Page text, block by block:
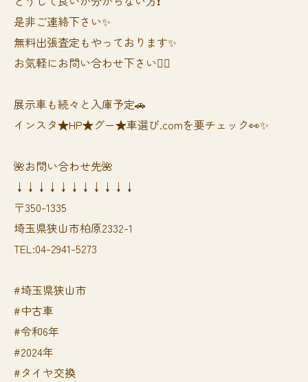
是非ご連絡下さい✨
無料出張査定もやっております✨
お気軽にお問い合わせ下さい🙆‍♀️
展示車も続々と入庫予定🚗
インスタ★HP★グー★車選び.comを要チェック👀✨
🌺お問い合わせ先🌺
↓↓↓↓↓↓↓↓↓↓↓
〒350-1335
埼玉県狭山市柏原2332-1
TEL:04-2941-5273
#埼玉県狭山市
#中古車
#令和6年
#2024年
#タイヤ交換